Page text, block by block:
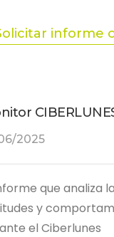
informe
2025
que analiza
y
el Ciberlunes